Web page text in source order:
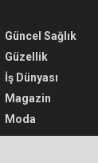
Güncel Sağlık
Güzellik
İş Dünyası
Magazin
Moda